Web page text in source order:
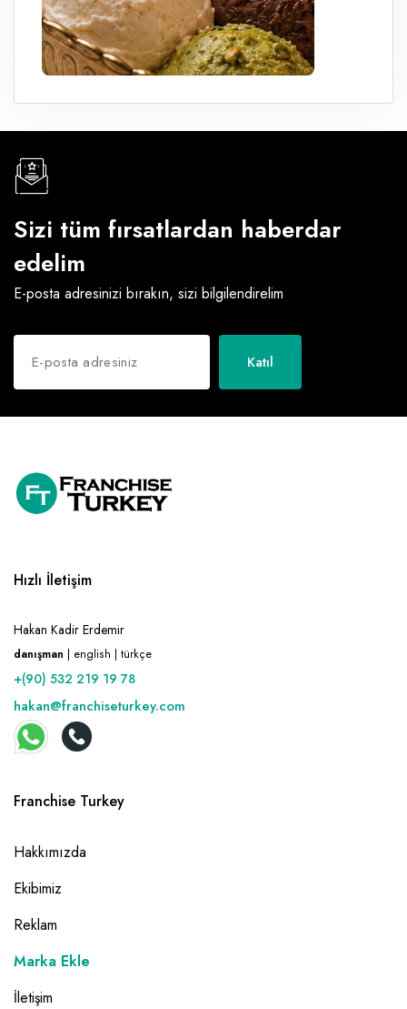
Sizi tüm fırsatlardan haberdar
edelim
E-posta adresinizi bırakın, sizi bilgilendirelim
Katıl
Hızlı İletişim
Hakan Kadir Erdemir
danışman | english | türkçe
+(90) 532 219 19 78
hakan@franchiseturkey.com
Franchise Turkey
Hakkımızda
Ekibimiz
Reklam
Marka Ekle
İletişim